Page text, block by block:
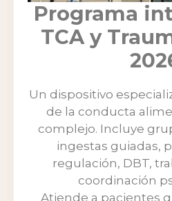
Programa
TCA y
Un dispositivo
de la conducta
complejo. Incluye
ingestas guiadas,
regulación, DBT,
coordinación
Atiende a pacientes